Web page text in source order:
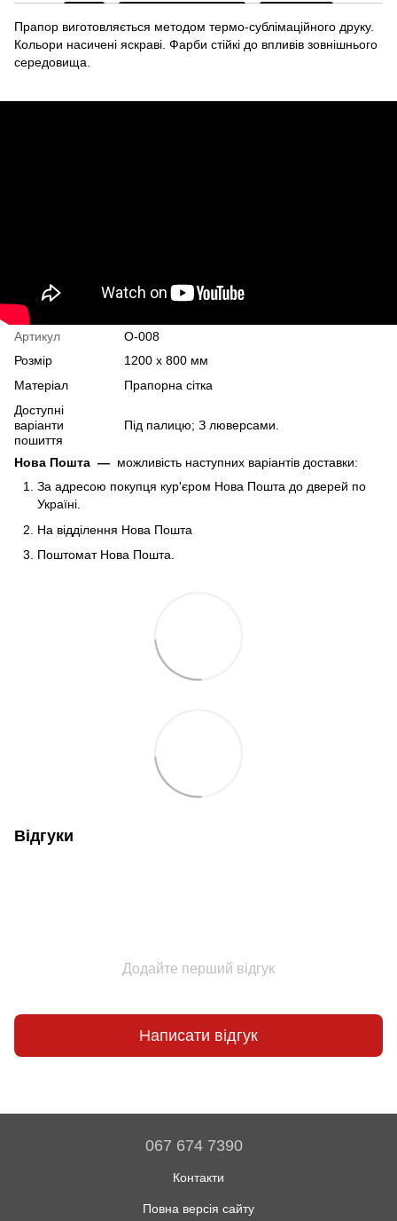
Прапор виготовляється методом термо-сублімаційного друку.
Кольори насичені яскраві. Фарби стійкі до впливів зовнішнього
середовища.
Артикул
О-008
Розмір
1200 х 800 мм
Матеріал
Прапорна сітка
Доступні
варіанти
пошиття
Під палицю; З люверсами.
Нова Пошта — можливість наступних варіантів доставки:
За адресою покупця кур'єром Нова Пошта до дверей по
Україні.
На відділення Нова Пошта
Поштомат Нова Пошта.
Відгуки
Додайте перший відгук
Написати відгук
067 674 7390
Контакти
Повна версія сайту